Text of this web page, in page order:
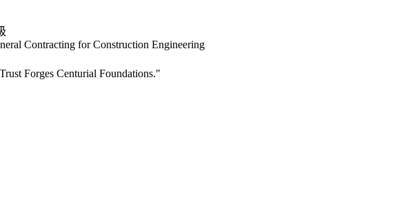
Contracting for Construction Engineering
Forges Centurial Foundations."